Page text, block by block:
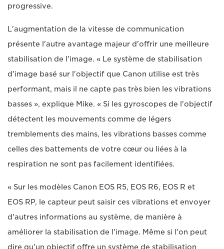
progressive.
L'augmentation de la vitesse de communication
présente l'autre avantage majeur d'offrir une meilleure
stabilisation de l'image. « Le système de stabilisation
d'image basé sur l'objectif que Canon utilise est très
performant, mais il ne capte pas très bien les vibrations
basses », explique Mike. « Si les gyroscopes de l'objectif
détectent les mouvements comme de légers
tremblements des mains, les vibrations basses comme
celles des battements de votre cœur ou liées à la
respiration ne sont pas facilement identifiées.
« Sur les modèles Canon EOS R5, EOS R6, EOS R et
EOS RP, le capteur peut saisir ces vibrations et envoyer
d'autres informations au système, de manière à
améliorer la stabilisation de l'image. Même si l'on peut
dire qu'un objectif offre un système de stabilisation